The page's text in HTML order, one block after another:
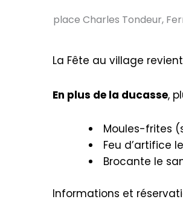
place Charles Tondeur,
La Fête au village
En plus de la ducasse,
Moules-frites
Feu d’artifice
Brocante le
Informations et